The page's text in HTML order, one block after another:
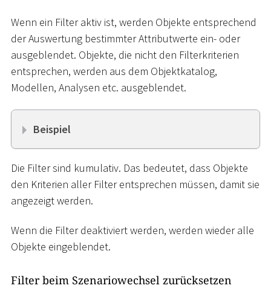
Wenn ein Filter aktiv ist, werden Objekte entsprechend
der Auswertung bestimmter Attributwerte ein- oder
ausgeblendet. Objekte, die nicht den Filterkriterien
entsprechen, werden aus dem Objektkatalog,
Modellen, Analysen etc. ausgeblendet.
Beispiel
Die Filter sind kumulativ. Das bedeutet, dass Objekte
den Kriterien aller Filter entsprechen müssen, damit sie
angezeigt werden.
Wenn die Filter deaktiviert werden, werden wieder alle
Objekte eingeblendet.
Filter beim Szenariowechsel zurücksetzen